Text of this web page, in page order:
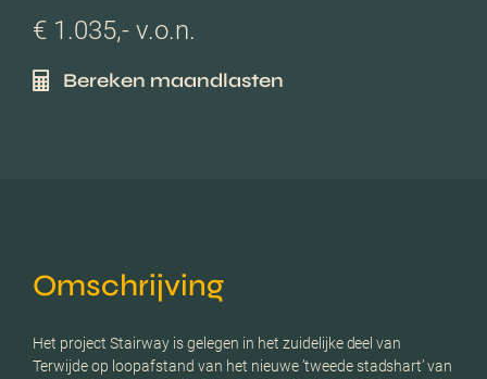
€ 1.035,- v.o.n.
Bereken maandlasten
Omschrijving
Het project Stairway is gelegen in het zuidelijke deel van
Terwijde op loopafstand van het nieuwe ’tweede stadshart’ van